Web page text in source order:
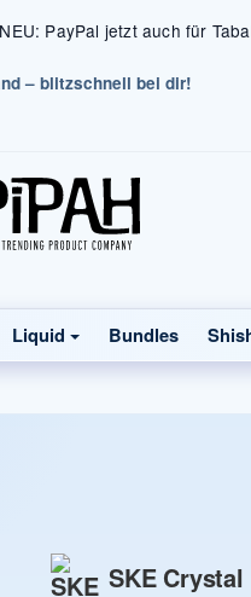
PayPal jetzt auch für
– blitzschnell bei dir!
Liquid Bundles
SKE Crystal